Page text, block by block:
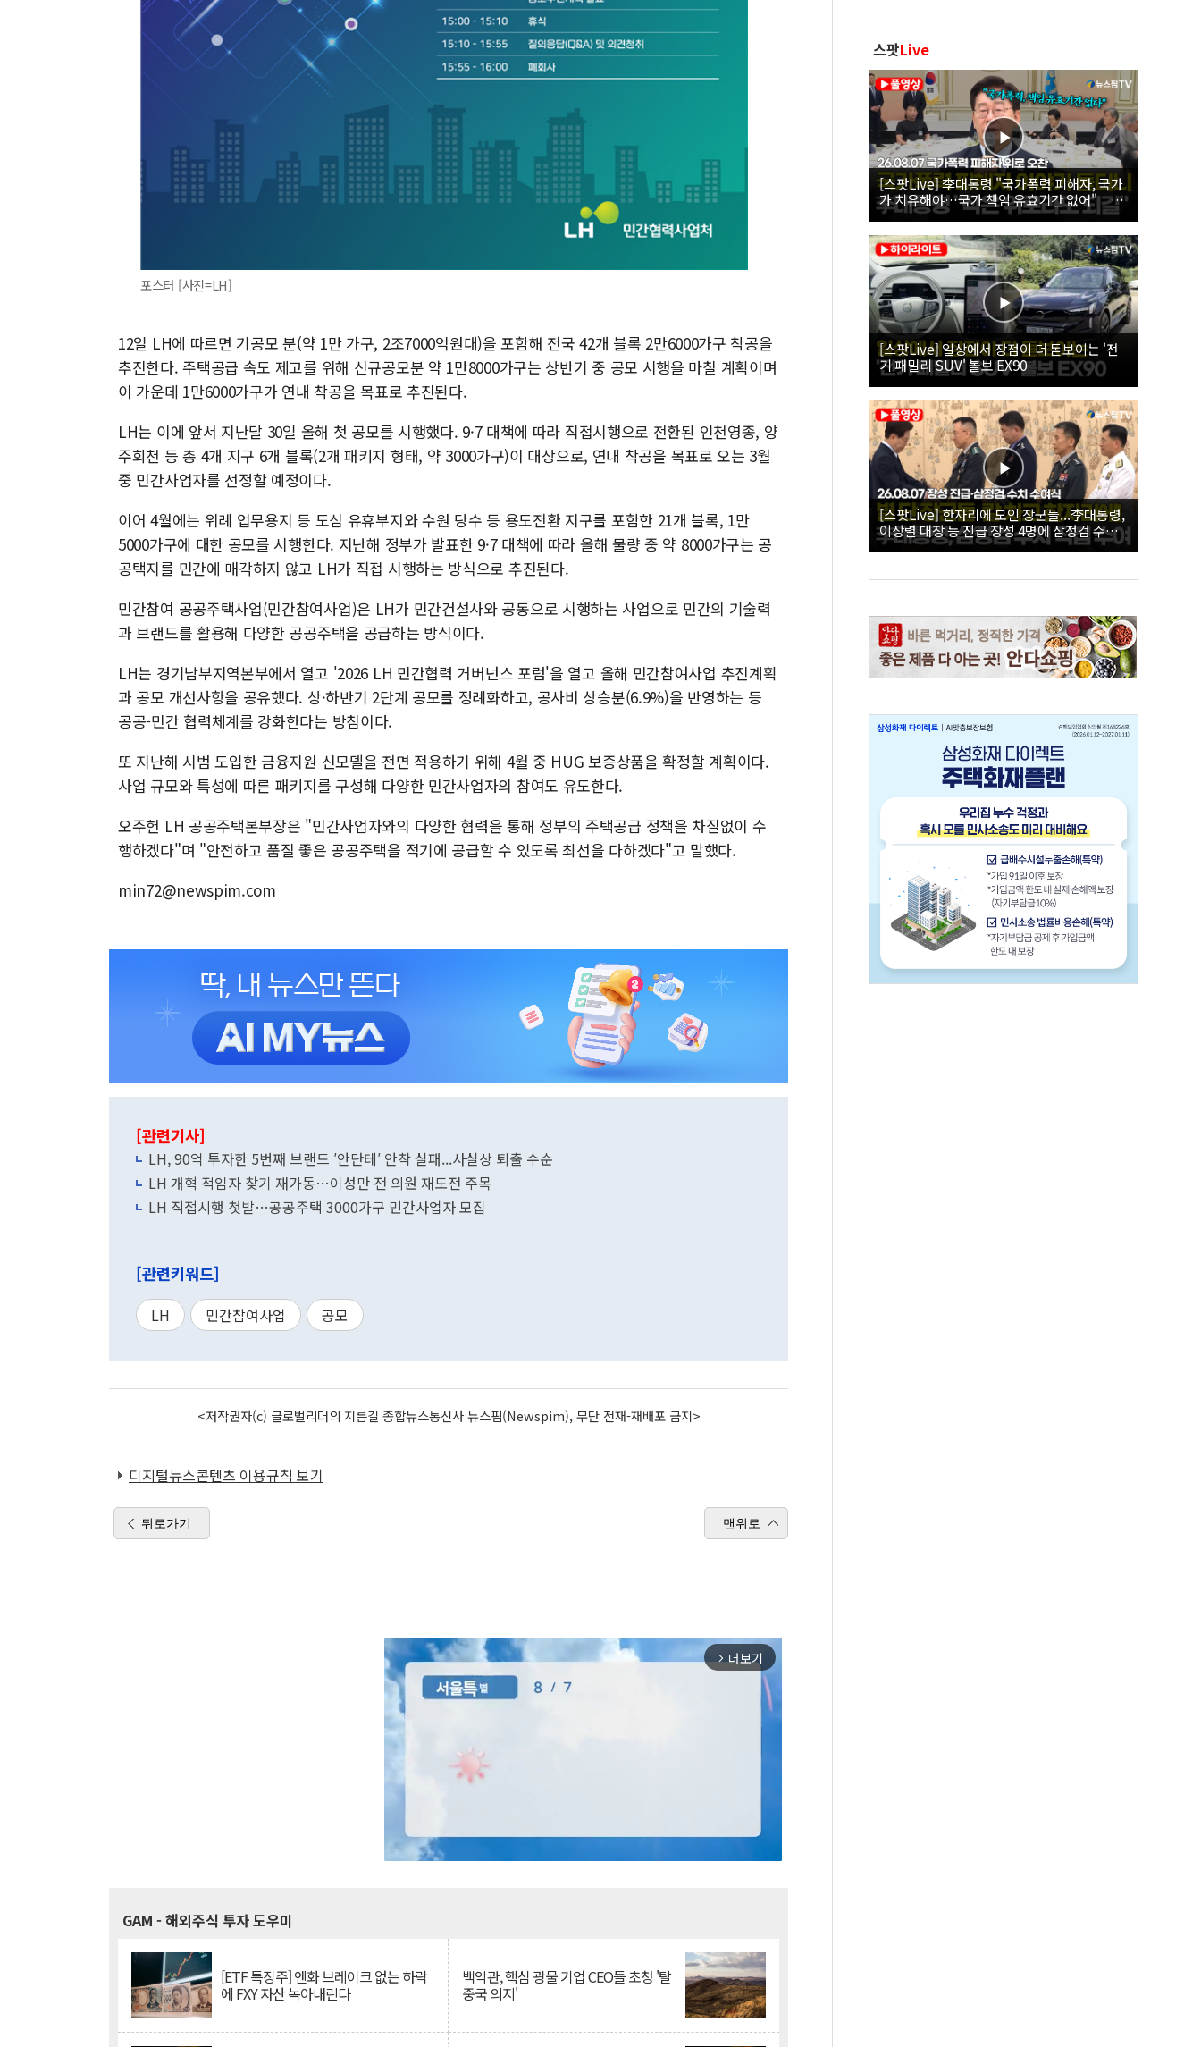
포스터 [사진=LH]
12일 LH에 따르면 기공모 분(약 1만 가구, 2조7000억원대)을 포함해 전국 42개 블록 2만6000가구 착공을
추진한다. 주택공급 속도 제고를 위해 신규공모분 약 1만8000가구는 상반기 중 공모 시행을 마칠 계획이며
이 가운데 1만6000가구가 연내 착공을 목표로 추진된다.
LH는 이에 앞서 지난달 30일 올해 첫 공모를 시행했다. 9·7 대책에 따라 직접시행으로 전환된 인천영종, 양
주회천 등 총 4개 지구 6개 블록(2개 패키지 형태, 약 3000가구)이 대상으로, 연내 착공을 목표로 오는 3월
중 민간사업자를 선정할 예정이다.
이어 4월에는 위례 업무용지 등 도심 유휴부지와 수원 당수 등 용도전환 지구를 포함한 21개 블록, 1만
5000가구에 대한 공모를 시행한다. 지난해 정부가 발표한 9·7 대책에 따라 올해 물량 중 약 8000가구는 공
공택지를 민간에 매각하지 않고 LH가 직접 시행하는 방식으로 추진된다.
민간참여 공공주택사업(민간참여사업)은 LH가 민간건설사와 공동으로 시행하는 사업으로 민간의 기술력
과 브랜드를 활용해 다양한 공공주택을 공급하는 방식이다.
LH는 경기남부지역본부에서 열고 '2026 LH 민간협력 거버넌스 포럼'을 열고 올해 민간참여사업 추진계획
과 공모 개선사항을 공유했다. 상·하반기 2단계 공모를 정례화하고, 공사비 상승분(6.9%)을 반영하는 등
공공-민간 협력체계를 강화한다는 방침이다.
또 지난해 시범 도입한 금융지원 신모델을 전면 적용하기 위해 4월 중 HUG 보증상품을 확정할 계획이다.
사업 규모와 특성에 따른 패키지를 구성해 다양한 민간사업자의 참여도 유도한다.
오주헌 LH 공공주택본부장은 "민간사업자와의 다양한 협력을 통해 정부의 주택공급 정책을 차질없이 수
행하겠다"며 "안전하고 품질 좋은 공공주택을 적기에 공급할 수 있도록 최선을 다하겠다"고 말했다.
min72@newspim.com
[관련기사]
LH, 90억 투자한 5번째 브랜드 ′안단테′ 안착 실패...사실상 퇴출 수순
LH 개혁 적임자 찾기 재가동…이성만 전 의원 재도전 주목
LH 직접시행 첫발…공공주택 3000가구 민간사업자 모집
[관련키워드]
LH 민간참여사업 공모
<저작권자(c) 글로벌리더의 지름길 종합뉴스통신사 뉴스핌(Newspim), 무단 전재-재배포 금지>
디지털뉴스콘텐츠 이용규칙 보기
뒤로가기 맨위로
arrow_forward_ios 더보기
GAM - 해외주식 투자 도우미
[ETF 특징주] 엔화 브레이크 없는 하락
에 FXY 자산 녹아내린다
백악관, 핵심 광물 기업 CEO들 초청 '탈
중국 의지'
스팟Live
[스팟Live] 李대통령 "국가폭력 피해자, 국가
가 치유해야…국가 책임 유효기간 없어"｜
26.08.07 국가폭력 피해자 위로 오찬
[스팟Live] 일상에서 장점이 더 돋보이는 '전
기 패밀리 SUV' 볼보 EX90
[스팟Live] 한자리에 모인 장군들...李대통령,
이상렬 대장 등 진급 장성 4명에 삼정검 수치
직접 수여｜26.08.07 장성 진급·삼정검 수치